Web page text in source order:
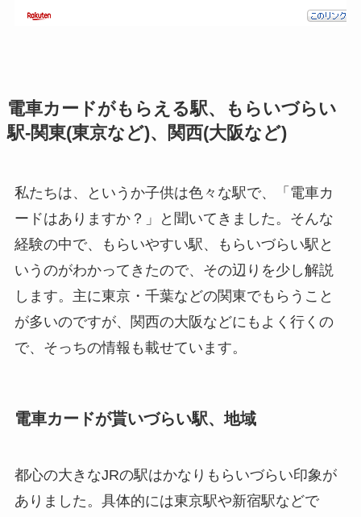
電車カードがもらえる駅、もらいづらい
駅-関東(東京など)、関西(大阪など)
私たちは、というか子供は色々な駅で、「電車カ
ードはありますか？」と聞いてきました。そんな
経験の中で、もらいやすい駅、もらいづらい駅と
いうのがわかってきたので、その辺りを少し解説
します。主に東京・千葉などの関東でもらうこと
が多いのですが、関西の大阪などにもよく行くの
で、そっちの情報も載せています。
電車カードが貰いづらい駅、地域
都心の大きなJRの駅はかなりもらいづらい印象が
ありました。具体的には東京駅や新宿駅などで